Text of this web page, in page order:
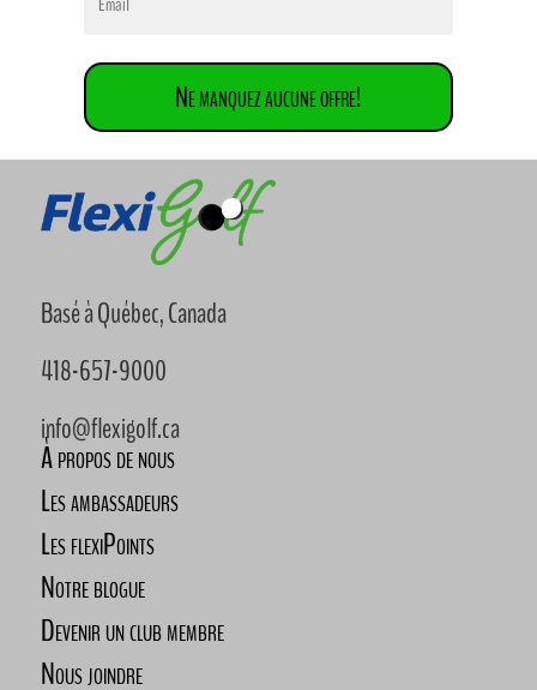
Ne manquez aucune offre!
Basé à Québec, Canada
418-657-9000
info@flexigolf.ca
À propos de nous
Les ambassadeurs
Les flexiPoints
Notre blogue
Devenir un club membre
Nous joindre